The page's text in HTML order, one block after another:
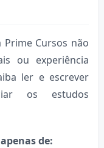
Cursos não
ou experiência
ler e escrever
os estudos
de: